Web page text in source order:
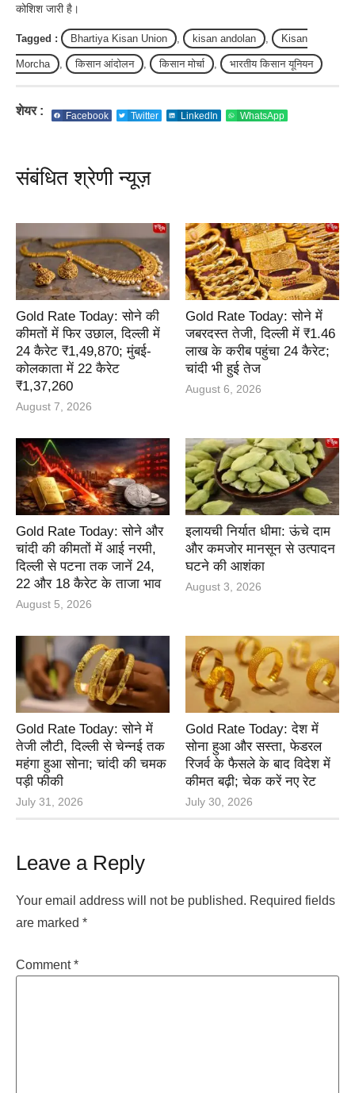
कोशिश जारी है।
Tagged : Bhartiya Kisan Union , kisan andolan , Kisan
Morcha , किसान आंदोलन , किसान मोर्चा , भारतीय किसान यूनियन
शेयर : Facebook Twitter LinkedIn WhatsApp
संबंधित श्रेणी न्यूज़
Gold Rate Today: सोने की
कीमतों में फिर उछाल, दिल्ली में
24 कैरेट ₹1,49,870; मुंबई-
कोलकाता में 22 कैरेट
₹1,37,260
August 7, 2026
Gold Rate Today: सोने में
जबरदस्त तेजी, दिल्ली में ₹1.46
लाख के करीब पहुंचा 24 कैरेट;
चांदी भी हुई तेज
August 6, 2026
Gold Rate Today: सोने और
चांदी की कीमतों में आई नरमी,
दिल्ली से पटना तक जानें 24,
22 और 18 कैरेट के ताजा भाव
August 5, 2026
इलायची निर्यात धीमा: ऊंचे दाम
और कमजोर मानसून से उत्पादन
घटने की आशंका
August 3, 2026
Gold Rate Today: सोने में
तेजी लौटी, दिल्ली से चेन्नई तक
महंगा हुआ सोना; चांदी की चमक
पड़ी फीकी
July 31, 2026
Gold Rate Today: देश में
सोना हुआ और सस्ता, फेडरल
रिजर्व के फैसले के बाद विदेश में
कीमत बढ़ी; चेक करें नए रेट
July 30, 2026
Leave a Reply
Your email address will not be published. Required fields
are marked *
Comment*